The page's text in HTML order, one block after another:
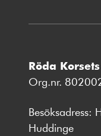
Röda
Org.nr.
Besöksadress:
Huddinge